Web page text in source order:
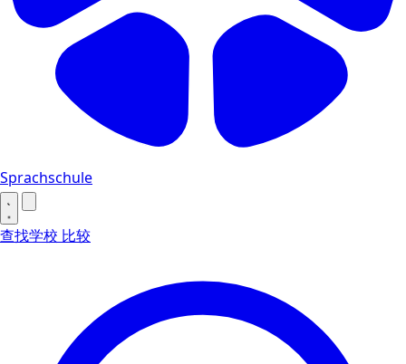
Sprachschule
查找学校 比较